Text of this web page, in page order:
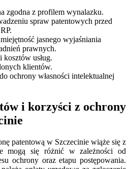
zgodna z profilem wynalazku.
spraw patentowych przed
jasnego wyjaśniania
prawnych.
usług.
klientów.
ochrony własności intelektualnej
i korzyści z ochrony
patentową w Szczecinie wiąże się z
mogą się różnić w zależności od
ochrony oraz etapu postępowania.